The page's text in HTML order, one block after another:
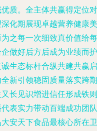
质。全主体共赢得定位对
化期展现卓越营养健康美
之每一次细致真价值给每
做好后方后成为业绩而护
生态标杆合纵共建共赢启
新引领稳固质量落实跨期
长见识增进信任形成铁则
表实力带动百端成功团队
安天下食品最核心所在卫